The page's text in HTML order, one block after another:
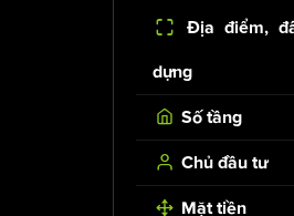
Địa điểm,
dựng
Số tầng
Chủ đầu tư
Mặt tiền